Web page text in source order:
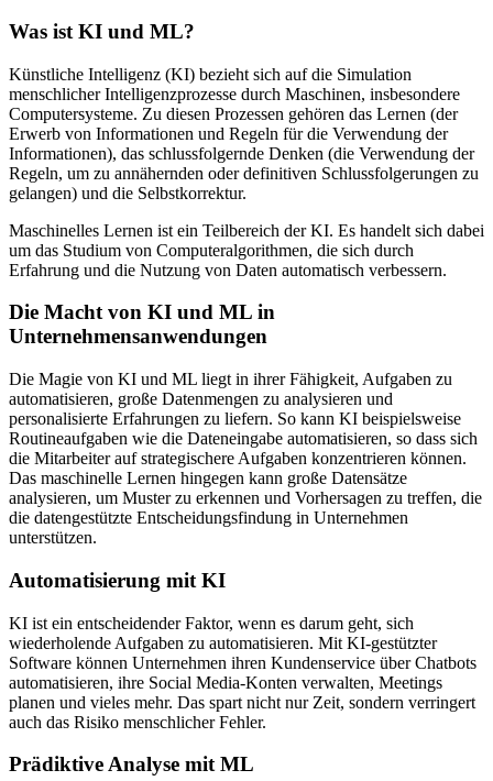
Was ist KI und ML?
Künstliche Intelligenz (KI) bezieht sich auf die Simulation
menschlicher Intelligenzprozesse durch Maschinen, insbesondere
Computersysteme. Zu diesen Prozessen gehören das Lernen (der
Erwerb von Informationen und Regeln für die Verwendung der
Informationen), das schlussfolgernde Denken (die Verwendung der
Regeln, um zu annähernden oder definitiven Schlussfolgerungen zu
gelangen) und die Selbstkorrektur.
Maschinelles Lernen ist ein Teilbereich der KI. Es handelt sich dabei
um das Studium von Computeralgorithmen, die sich durch
Erfahrung und die Nutzung von Daten automatisch verbessern.
Die Macht von KI und ML in
Unternehmensanwendungen
Die Magie von KI und ML liegt in ihrer Fähigkeit, Aufgaben zu
automatisieren, große Datenmengen zu analysieren und
personalisierte Erfahrungen zu liefern. So kann KI beispielsweise
Routineaufgaben wie die Dateneingabe automatisieren, so dass sich
die Mitarbeiter auf strategischere Aufgaben konzentrieren können.
Das maschinelle Lernen hingegen kann große Datensätze
analysieren, um Muster zu erkennen und Vorhersagen zu treffen, die
die datengestützte Entscheidungsfindung in Unternehmen
unterstützen.
Automatisierung mit KI
KI ist ein entscheidender Faktor, wenn es darum geht, sich
wiederholende Aufgaben zu automatisieren. Mit KI-gestützter
Software können Unternehmen ihren Kundenservice über Chatbots
automatisieren, ihre Social Media-Konten verwalten, Meetings
planen und vieles mehr. Das spart nicht nur Zeit, sondern verringert
auch das Risiko menschlicher Fehler.
Prädiktive Analyse mit ML